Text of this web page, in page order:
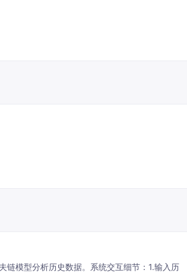
链模型分析历史数据。系统交互细节：1.输入历